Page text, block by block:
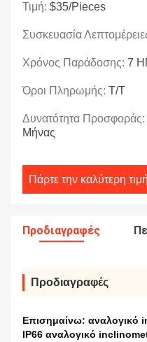
Τιμή: $35/Pieces
Συσκευασία
Χρόνος Παράδοσης: 7
Όροι Πληρωμής: T/T
Δυνατότητα Προσφοράς:
Μήνας
Πάρτε την καλύτερη τιμή
Προδιαγραφές
Προδιαγραφές
Επισημαίνω: αναλογικό
IP66 αναλογικό